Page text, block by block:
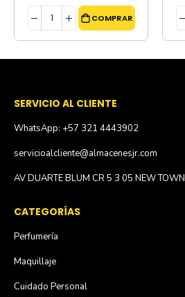
COMPRAR
SERVICIO AL CLIENTE
WhatsApp: +57 321 4443902
servicioalcliente@almacenesjr.com
AV DUARTE BLUM CR 5 3 05 NEW TOWN
CATEGORÍAS
Perfumería
Maquillaje
Cuidado Personal